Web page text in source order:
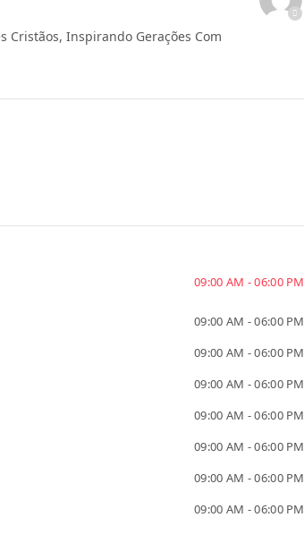
Cristãos, Inspirando Gerações Com
09:00 AM - 06:00 PM
09:00 AM - 06:00 PM
09:00 AM - 06:00 PM
09:00 AM - 06:00 PM
09:00 AM - 06:00 PM
09:00 AM - 06:00 PM
09:00 AM - 06:00 PM
09:00 AM - 06:00 PM